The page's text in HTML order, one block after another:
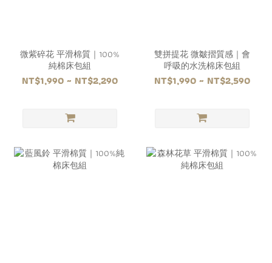
微紫碎花 平滑棉質｜100%
純棉床包組
NT$1,990 ~ NT$2,290
雙拼提花 微皺摺質感｜會
呼吸的水洗棉床包組
NT$1,990 ~ NT$2,590